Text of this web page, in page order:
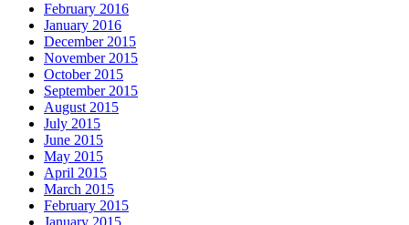
February 2016
January 2016
December 2015
November 2015
October 2015
September 2015
August 2015
July 2015
June 2015
May 2015
April 2015
March 2015
February 2015